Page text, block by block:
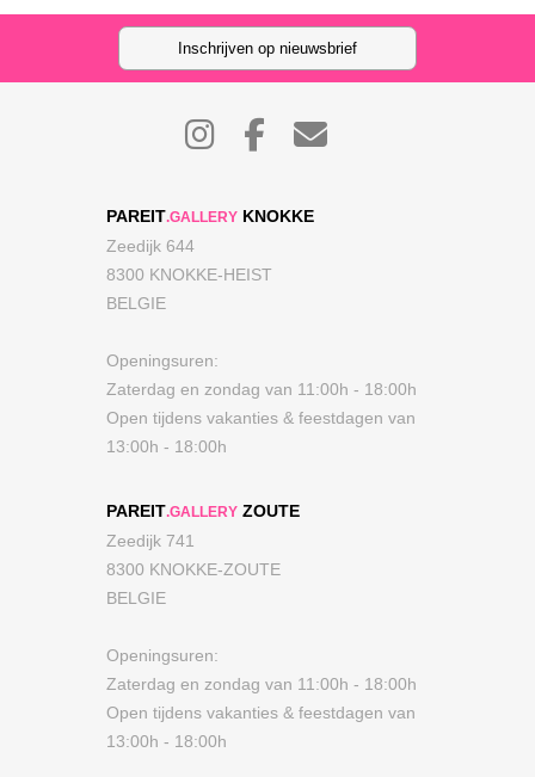
Inschrijven op nieuwsbrief
PAREIT.GALLERY KNOKKE
Zeedijk 644
8300 KNOKKE-HEIST
BELGIE
Openingsuren:
Zaterdag en zondag van 11:00h - 18:00h
Open tijdens vakanties & feestdagen van
13:00h - 18:00h
PAREIT.GALLERY ZOUTE
Zeedijk 741
8300 KNOKKE-ZOUTE
BELGIE
Openingsuren:
Zaterdag en zondag van 11:00h - 18:00h
Open tijdens vakanties & feestdagen van
13:00h - 18:00h